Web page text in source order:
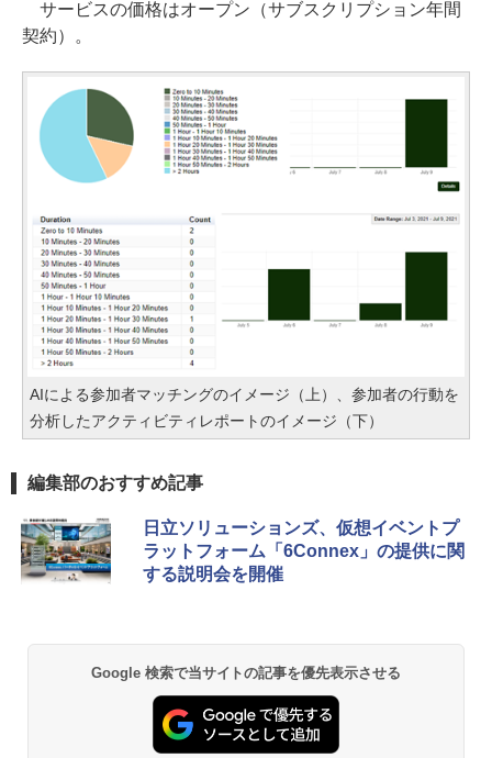
サービスの価格はオープン（サブスクリプション年間
契約）。
AIによる参加者マッチングのイメージ（上）、参加者の行動を
分析したアクティビティレポートのイメージ（下）
編集部のおすすめ記事
日立ソリューションズ、仮想イベントプ
ラットフォーム「6Connex」の提供に関
する説明会を開催
Google 検索で当サイトの記事を優先表示させる